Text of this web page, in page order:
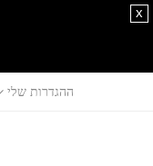
ההגדרות שלי
x